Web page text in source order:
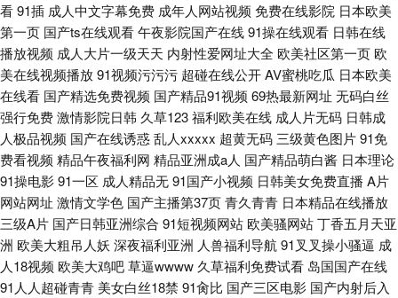
看91插 成人中文字幕免费 成年人网站视频 免费在线影院 日本欧美
第一页 国产ts在线观看午夜影院国产在线91操在线观看 日韩在线
播放视频 成人大片一级天天 内射性爱网址大全 欧美社区第一页 欧
美在线视频播放91视频污污污 超碰在线公开AV蜜桃吃瓜 日本欧美
在线看 国产精选免费视频 国产精品91视频 69热最新网址 无码白丝
强行免费激情影院日韩 久草123福利欧美在线 成人片无码 日韩成
人极品视频 国产在线诱惑乱人xxxxx 超黄无码 三级黄色图片91免
费看视频 精品午夜福利网 精品亚洲成a人 国产精品萌白酱 日本理论
91操电影91一区 成人精品无91国产小视频 日韩美女免费直播 A片
网站网址 激情文学色 国产主播第37页青久青青 日本精品在线播放
三级A片 国产日韩亚洲综合 91短视频网站 欧美骚网站丁香五月天亚
洲 欧美大粗吊人妖 深夜福利亚洲 人兽福利导航 91叉叉操小骚逼 成
人18视频 欧美大鸡吧草逼wwww 久草福利免费试看 岛国国产在线
91人人超碰青青 美女白丝18禁 91肏比 国产三区电影 国产内射后入